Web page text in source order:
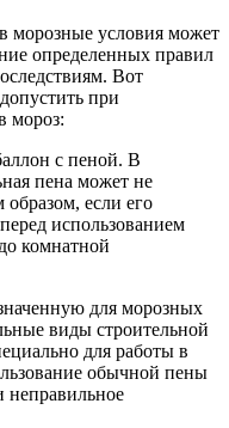
морозные условия может
определенных правил
Вот
при
мороз:
с пеной. В
пена может не
если его
использованием
комнатной
для морозных
виды строительной
для работы в
обычной пены
неправильное